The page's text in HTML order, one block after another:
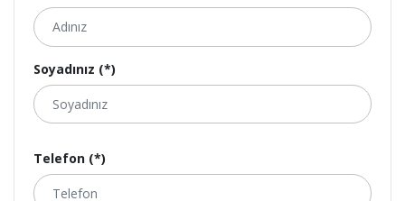
Soyadınız (*)
Telefon (*)